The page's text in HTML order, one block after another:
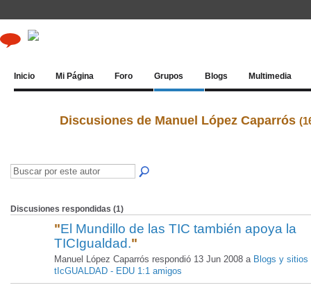
Inicio Mi Página Foro Grupos Blogs Multimedia
Discusiones de Manuel López Caparrós
Discusiones respondidas (1)
"El Mundillo de las TIC también apoya la
TICIgualdad."
Manuel López Caparrós respondió 13 Jun 2008 a Blogs y sitios
tIcGUALDAD - EDU 1:1 amigos